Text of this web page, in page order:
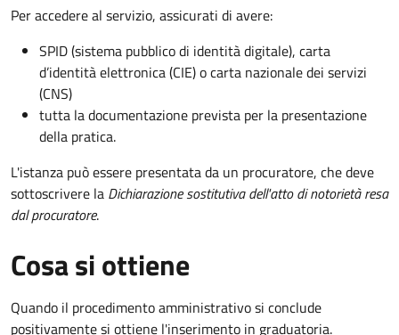
Per accedere al servizio, assicurati di avere:
SPID (sistema pubblico di identità digitale), carta
d’identità elettronica (CIE) o carta nazionale dei servizi
(CNS)
tutta la documentazione prevista per la presentazione
della pratica.
L'istanza può essere presentata da un procuratore, che deve
sottoscrivere la Dichiarazione sostitutiva dell'atto di notorietà resa
dal procuratore.
Cosa si ottiene
Quando il procedimento amministrativo si conclude
positivamente si ottiene l'inserimento in graduatoria.